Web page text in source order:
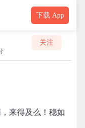
下载 App
关注
来得及么！稳如